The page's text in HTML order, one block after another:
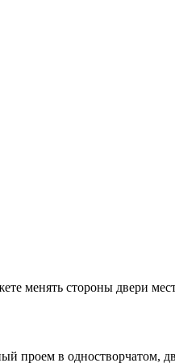
менять стороны двери
проем в одностворчатом,